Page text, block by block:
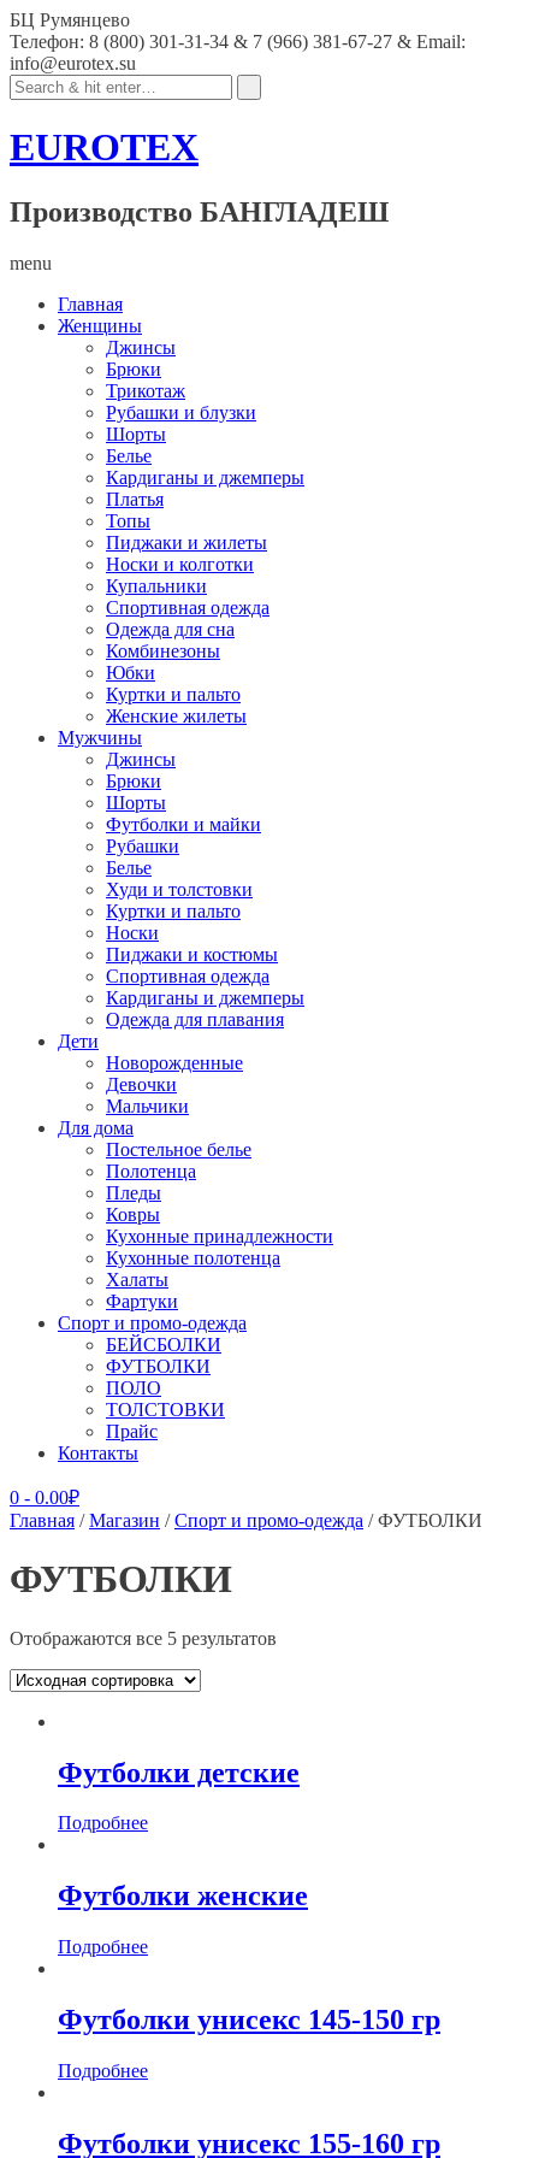
БЦ Румянцево
Телефон: 8 (800) 301-31-34 & 7 (966) 381-67-27 & Email:
info@eurotex.su
EUROTEX
Производство БАНГЛАДЕШ
menu
Главная
Женщины
Джинсы
Брюки
Трикотаж
Рубашки и блузки
Шорты
Белье
Кардиганы и джемперы
Платья
Топы
Пиджаки и жилеты
Носки и колготки
Купальники
Спортивная одежда
Одежда для сна
Комбинезоны
Юбки
Куртки и пальто
Женские жилеты
Мужчины
Джинсы
Брюки
Шорты
Футболки и майки
Рубашки
Белье
Худи и толстовки
Куртки и пальто
Носки
Пиджаки и костюмы
Спортивная одежда
Кардиганы и джемперы
Одежда для плавания
Дети
Новорожденные
Девочки
Мальчики
Для дома
Постельное белье
Полотенца
Пледы
Ковры
Кухонные принадлежности
Кухонные полотенца
Халаты
Фартуки
Спорт и промо-одежда
БЕЙСБОЛКИ
ФУТБОЛКИ
ПОЛО
ТОЛСТОВКИ
Прайс
Контакты
0 - 0.00₽
Главная /Магазин /Спорт и промо-одежда / ФУТБОЛКИ
ФУТБОЛКИ
Отображаются все 5 результатов
Футболки детские
Подробнее
Футболки женские
Подробнее
Футболки унисекс 145-150 гр
Подробнее
Футболки унисекс 155-160 гр